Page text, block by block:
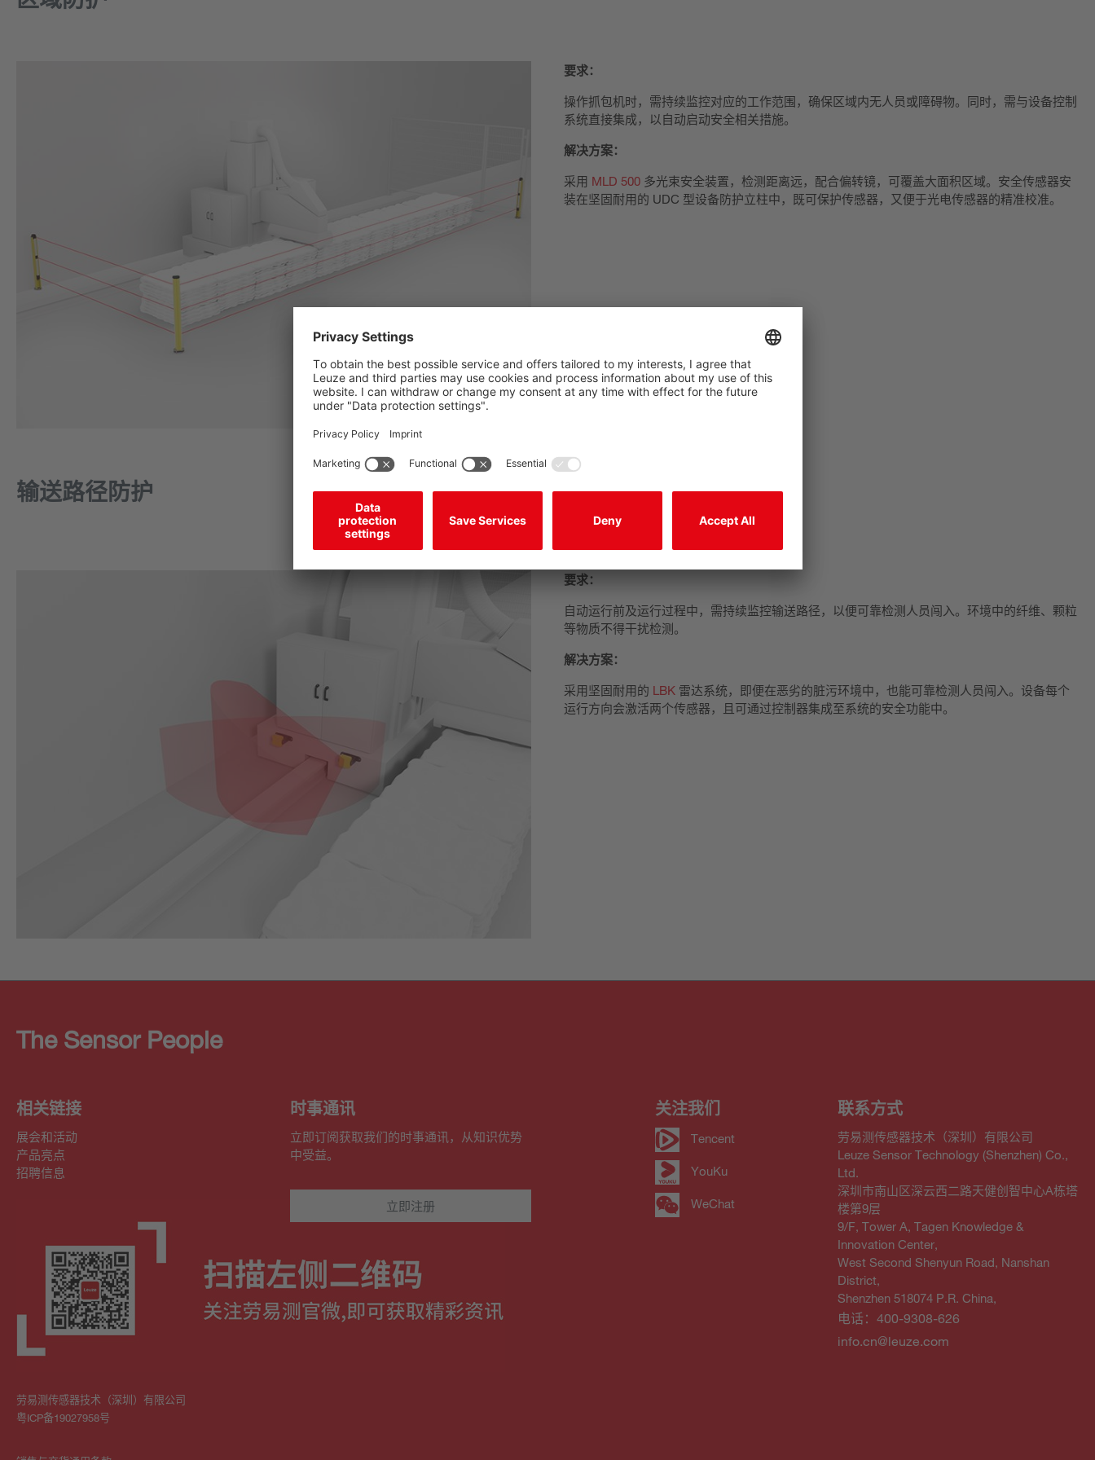
要求：
操作抓包机时，需持续监控对应的工作范围，确保区域内无人员或障碍物。同时，需与设备控制
系统直接集成，以自动启动安全相关措施。
解决方案：
采用 MLD 500 多光束安全装置，检测距离远，配合偏转镜，可覆盖大面积区域。安全传感器安
装在坚固耐用的 UDC 型设备防护立柱中，既可保护传感器，又便于光电传感器的精准校准。
输送路径防护
要求：
自动运行前及运行过程中，需持续监控输送路径，以便可靠检测人员闯入。环境中的纤维、颗粒
等物质不得干扰检测。
解决方案：
采用坚固耐用的 LBK 雷达系统，即便在恶劣的脏污环境中，也能可靠检测人员闯入。设备每个
运行方向会激活两个传感器，且可通过控制器集成至系统的安全功能中。
The Sensor People
相关链接
展会和活动
产品亮点
招聘信息
劳易测传感器技术（深圳）有限公司
粤ICP备19027958号
时事通讯
立即订阅获取我们的时事通讯，从知识优势
中受益。
立即注册
关注我们
Tencent
YouKu
WeChat
联系方式
劳易测传感器技术（深圳）有限公司
Leuze Sensor Technology (Shenzhen) Co.,
Ltd.
深圳市南山区深云西二路天健创智中心A栋塔
楼第9层
9/F, Tower A, Tagen Knowledge &
Innovation Center,
West Second Shenyun Road, Nanshan
District,
Shenzhen 518074 P.R. China,
电话：400-9308-626
info.cn@leuze.com